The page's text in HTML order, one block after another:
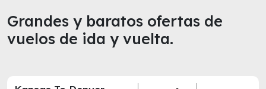
Grandes y baratos ofertas de
vuelos de ida y vuelta.